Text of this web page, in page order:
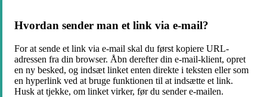
Hvordan sender man et link via e-mail?
For at sende et link via e-mail skal du først kopiere URL-
adressen fra din browser. Åbn derefter din e-mail-klient, opret
en ny besked, og indsæt linket enten direkte i teksten eller som
en hyperlink ved at bruge funktionen til at indsætte et link.
Husk at tjekke, om linket virker, før du sender e-mailen.